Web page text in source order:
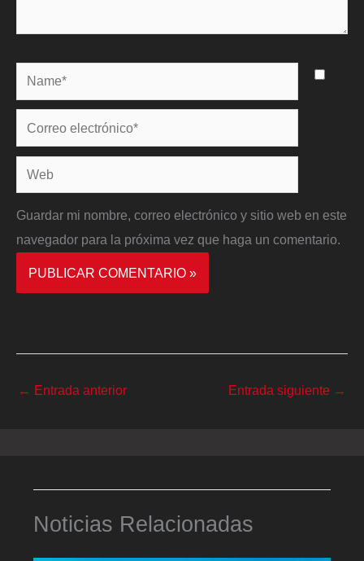
Name*
Correo
electrónico*
Web
Guardar mi nombre, correo electrónico y sitio web en este
navegador para la próxima vez que haga un comentario.
← Entrada anterior Entrada siguiente →
Noticias Relacionadas